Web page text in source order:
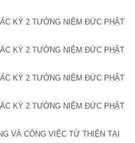
KỲ 2 TƯỞNG NIỆM ĐỨC PHẬT
KỲ 2 TƯỞNG NIỆM ĐỨC PHẬT
KỲ 2 TƯỞNG NIỆM ĐỨC PHẬT
KỲ 2 TƯỞNG NIỆM ĐỨC PHẬT
VÀ CÔNG VIỆC TỪ THIỆN TẠI